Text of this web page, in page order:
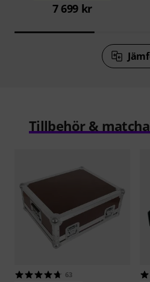
7 699 kr
Tillbehör &
63